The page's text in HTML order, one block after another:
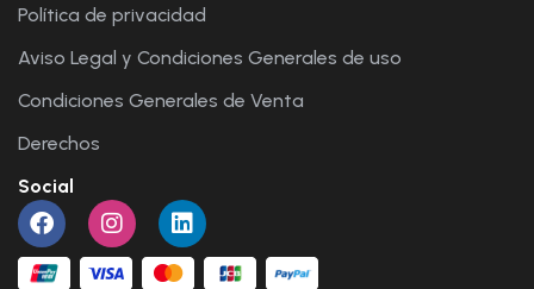
Política de privacidad
Aviso Legal y Condiciones Generales de uso
Condiciones Generales de Venta
Derechos
Social